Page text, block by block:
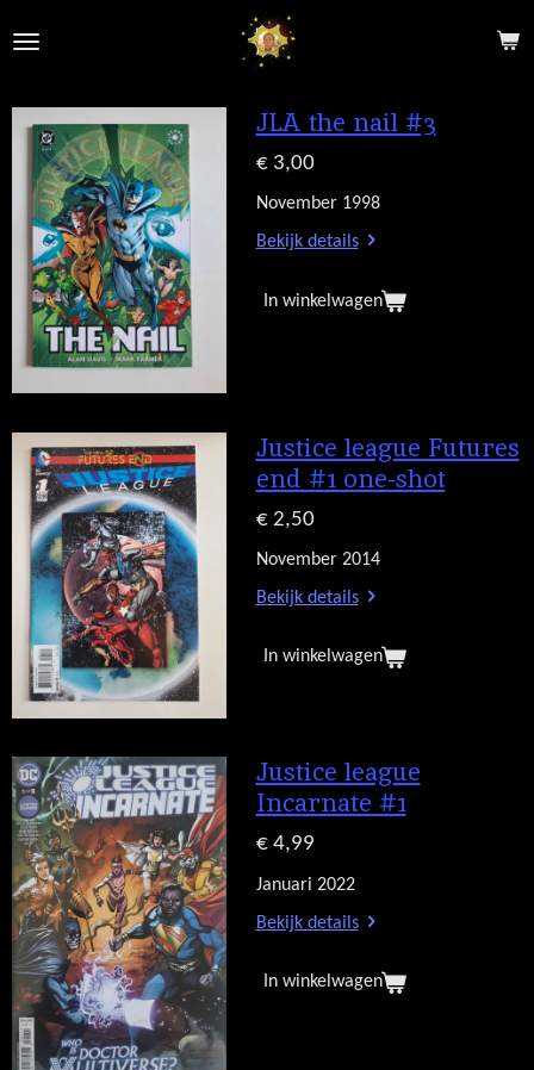
direct
de
hoofdinhoud
JLA the nail #3
€ 3,00
November 1998
Bekijk details
In winkelwagen
Justice league Futures
end #1 one-shot
€ 2,50
November 2014
Bekijk details
In winkelwagen
Justice league
Incarnate #1
€ 4,99
Januari 2022
Bekijk details
In winkelwagen